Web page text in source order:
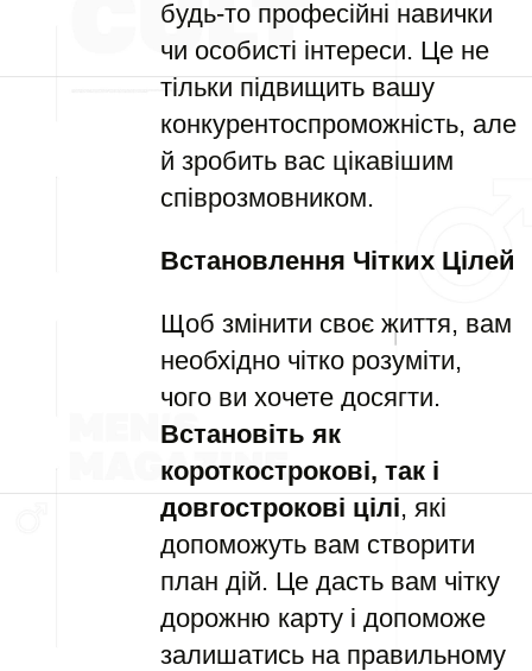
будь-то професійні навички
чи особисті інтереси. Це не
тільки підвищить вашу
конкурентоспроможність, але
й зробить вас цікавішим
співрозмовником.
Встановлення Чітких Цілей
Щоб змінити своє життя, вам
необхідно чітко розуміти,
чого ви хочете досягти.
Встановіть як
короткострокові, так і
довгострокові цілі, які
допоможуть вам створити
план дій. Це дасть вам чітку
дорожню карту і допоможе
залишатись на правильному